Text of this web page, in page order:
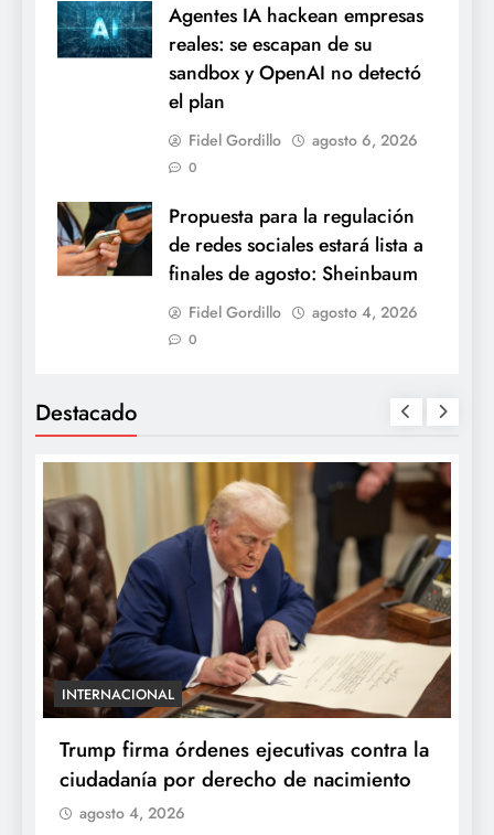
Agentes IA hackean empresas
reales: se escapan de su
sandbox y OpenAI no detectó
el plan
Fidel Gordillo agosto 6, 2026
0
Propuesta para la regulación
de redes sociales estará lista a
finales de agosto: Sheinbaum
Fidel Gordillo agosto 4, 2026
0
Destacado
INTERNACIONAL
Trump firma órdenes ejecutivas contra la
ciudadanía por derecho de nacimiento
agosto 4, 2026